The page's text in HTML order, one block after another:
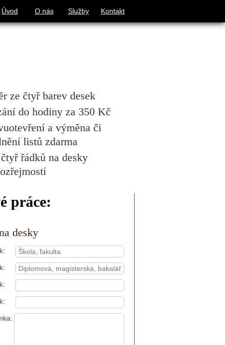
Úvod O nás Služby Kontakt
ze čtyř barev desek
do hodiny za 350 Kč
a výměna či
listů zdarma
řádků na desky
práce:
desky